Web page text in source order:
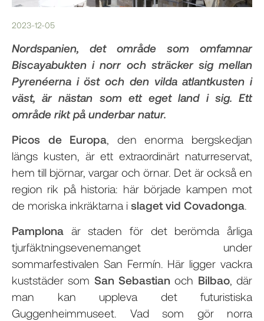
2023-12-05
Nordspanien, det område som omfamnar
Biscayabukten i norr och sträcker sig mellan
Pyrenéerna i öst och den vilda atlantkusten i
väst, är nästan som ett eget land i sig. Ett
område rikt på underbar natur.
Picos de Europa, den enorma bergskedjan
längs kusten, är ett extraordinärt naturreservat,
hem till björnar, vargar och örnar. Det är också en
region rik på historia: här började kampen mot
de moriska inkräktarna i slaget vid Covadonga.
Pamplona är staden för det berömda årliga
tjurfäktningsevenemanget under
sommarfestivalen San Fermín. Här ligger vackra
kuststäder som San Sebastian och Bilbao, där
man kan uppleva det futuristiska
Guggenheimmuseet. Vad som gör norra